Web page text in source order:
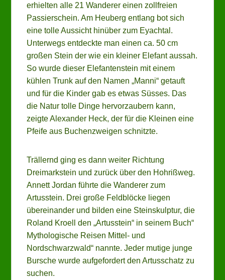
erhielten alle 21 Wanderer einen zollfreien
Passierschein. Am Heuberg entlang bot sich
eine tolle Aussicht hinüber zum Eyachtal.
Unterwegs entdeckte man einen ca. 50 cm
großen Stein der wie ein kleiner Elefant aussah.
So wurde dieser Elefantenstein mit einem
kühlen Trunk auf den Namen „Manni“ getauft
und für die Kinder gab es etwas Süsses. Das
die Natur tolle Dinge hervorzaubern kann,
zeigte Alexander Heck, der für die Kleinen eine
Pfeife aus Buchenzweigen schnitzte.
Trällernd ging es dann weiter Richtung
Dreimarkstein und zurück über den Hohrißweg.
Annett Jordan führte die Wanderer zum
Artusstein. Drei große Feldblöcke liegen
übereinander und bilden eine Steinskulptur, die
Roland Kroell den „Artusstein“ in seinem Buch“
Mythologische Reisen Mittel- und
Nordschwarzwald“ nannte. Jeder mutige junge
Bursche wurde aufgefordert den Artusschatz zu
suchen.